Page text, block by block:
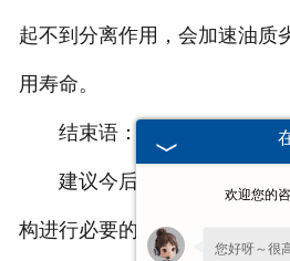
起不到分离作用，会加速油质
用寿命。
结束语：
建议今后应定期对伺服阀进
构进行必要的检测和校验，以
欢迎您的
您好呀～很